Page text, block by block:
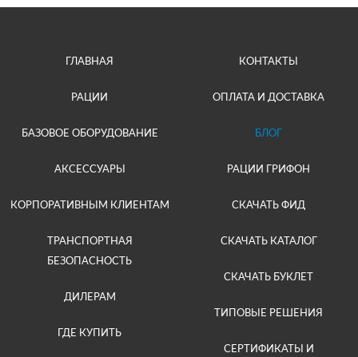
ГЛАВНАЯ
РАЦИИ
БАЗОВОЕ ОБОРУДОВАНИЕ
АКСЕССУАРЫ
КОРПОРАТИВНЫМ КЛИЕНТАМ
ТРАНСПОРТНАЯ
БЕЗОПАСНОСТЬ
ДИЛЕРАМ
ГДЕ КУПИТЬ
КОНТАКТЫ
ОПЛАТА И ДОСТАВКА
БЛОГ
РАЦИИ ГРИФОН
СКАЧАТЬ ФИД
СКАЧАТЬ КАТАЛОГ
СКАЧАТЬ БУКЛЕТ
ТИПОВЫЕ РЕШЕНИЯ
СЕРТИФИКАТЫ И